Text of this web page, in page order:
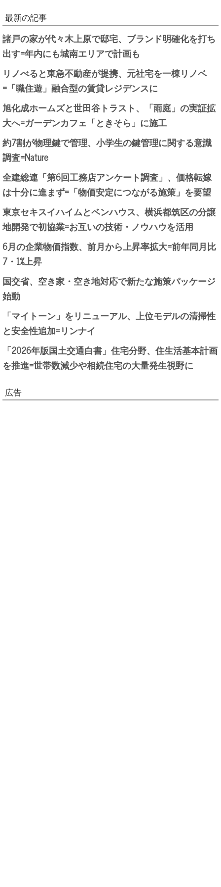
最新の記事
諸戸の家が代々木上原で邸宅、ブランド明確化を打ち
出す=年内にも城南エリアで計画も
リノべると東急不動産が提携、元社宅を一棟リノベ
=「職住遊」融合型の賃貸レジデンスに
旭化成ホームズと世田谷トラスト、「雨庭」の実証拡
大へ=ガーデンカフェ「ときそら」に施工
約7割が物理鍵で管理、小学生の鍵管理に関する意識
調査=Nature
全建総連「第6回工務店アンケート調査」、価格転嫁
は十分に進まず=「物価安定につながる施策」を要望
東京セキスイハイムとベンハウス、横浜都筑区の分譲
地開発で初協業=お互いの技術・ノウハウを活用
6月の企業物価指数、前月から上昇率拡大=前年同月比
7・1%上昇
国交省、空き家・空き地対応で新たな施策パッケージ
始動
「マイトーン」をリニューアル、上位モデルの清掃性
と安全性追加=リンナイ
「2026年版国土交通白書」住宅分野、住生活基本計画
を推進=世帯数減少や相続住宅の大量発生視野に
広告